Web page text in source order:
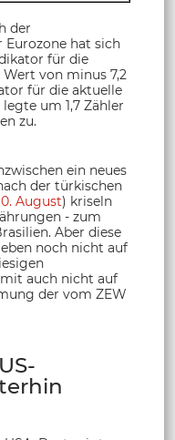
der
hat sich
für die
von minus 7,2
für die aktuelle
um 1,7 Zähler
zu.
ein neues
der türkischen
August) kriseln
- zum
Aber diese
noch nicht auf
auch nicht auf
der vom ZEW